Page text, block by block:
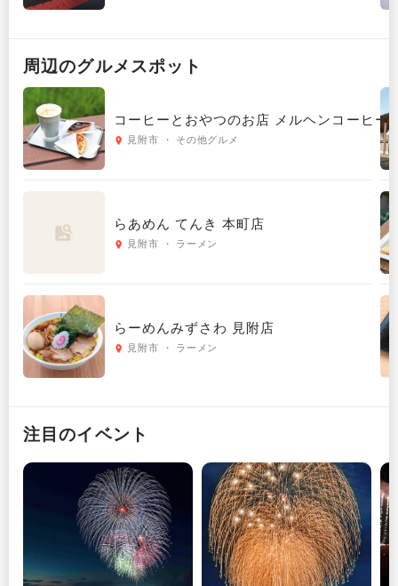
周辺のグルメ スポット
コーヒーとおやつのお店 メルヘンコーヒー
見附市 ・ その他グルメ
らあめん てんき 本町店
見附市 ・ ラーメン
らーめんみずさわ 見附店
見附市 ・ ラーメン
注目のイベント